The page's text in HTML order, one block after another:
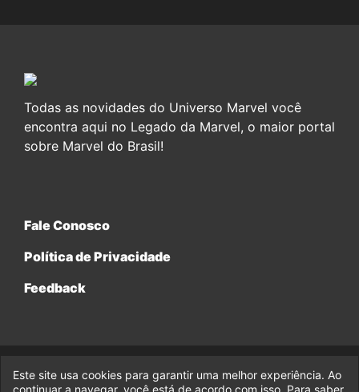
Todas as novidades do Universo Marvel você
encontra aqui no Legado da Marvel, o maior portal
sobre Marvel do Brasil!
Fale Conosco
Política de Privacidade
Feedback
© 2017-2026 Legado da Marvel, uma empresa da Legado
Enterprises.
Este site usa cookies para garantir uma melhor experiência. Ao
continuar a navegar, você está de acordo com isso. Para saber